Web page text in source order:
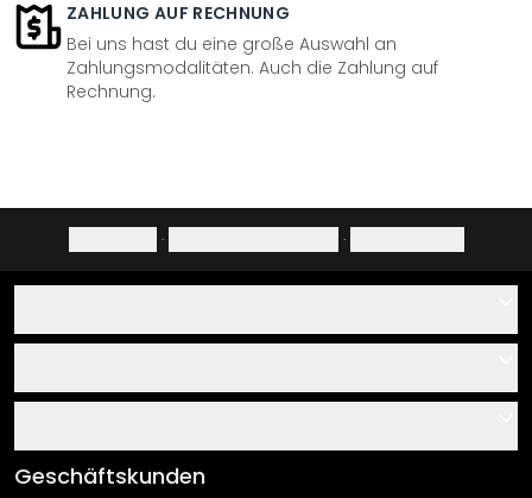
ZAHLUNG AUF RECHNUNG
Bei uns hast du eine große Auswahl an
Zahlungsmodalitäten. Auch die Zahlung auf
Rechnung.
· ·
Über uns
Klebe- und Montageanleitungen
AGB
Geschäftskunden